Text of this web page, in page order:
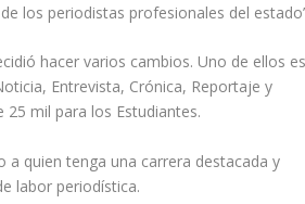
los periodistas profesionales del
hacer varios cambios. Uno de ellos
Entrevista, Crónica, Reportaje y
mil para los Estudiantes.
a quien tenga una carrera destacada y
labor periodística.